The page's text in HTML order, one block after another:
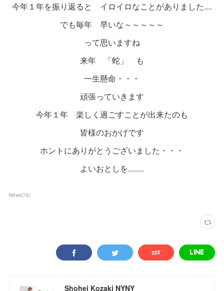
今年１年を振り返ると イロイロなことがありました....
でも毎年 早いな～～～～～
って思いますね
来年 「蛇」 も
一生懸命・・・
頑張っていきます
今年１年 楽しく過ごすことが出来たのも
皆様のおかげです
ホントにありがとうございました・・・
よいおとしを........
News(76)
Shohei Kozaki NYNY